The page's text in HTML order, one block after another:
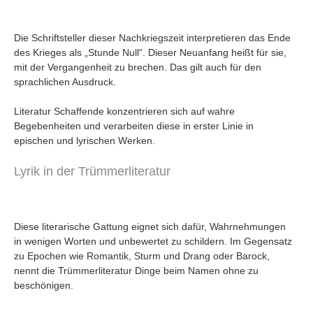
Die Schriftsteller dieser Nachkriegszeit interpretieren das Ende
des Krieges als „Stunde Null“. Dieser Neuanfang heißt für sie,
mit der Vergangenheit zu brechen. Das gilt auch für den
sprachlichen Ausdruck.
Literatur Schaffende konzentrieren sich auf wahre
Begebenheiten und verarbeiten diese in erster Linie in
epischen und lyrischen Werken.
Lyrik in der Trümmerliteratur
Diese literarische Gattung eignet sich dafür, Wahrnehmungen
in wenigen Worten und unbewertet zu schildern. Im Gegensatz
zu Epochen wie Romantik, Sturm und Drang oder Barock,
nennt die Trümmerliteratur Dinge beim Namen ohne zu
beschönigen.